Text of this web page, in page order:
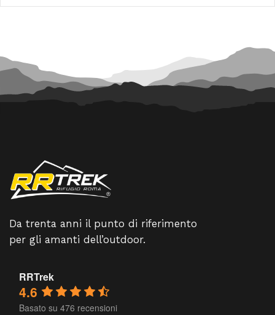
40,00 €.36,00 €.
Da trenta anni il punto di riferimento
per gli amanti dell’outdoor.
RRTrek
4.6
Basato su 476 recensioni